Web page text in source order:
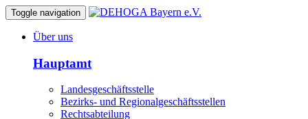
Toggle navigation
Über uns
Hauptamt
Landesgeschäftsstelle
Bezirks- und Regionalgeschäftsstellen
Rechtsabteilung